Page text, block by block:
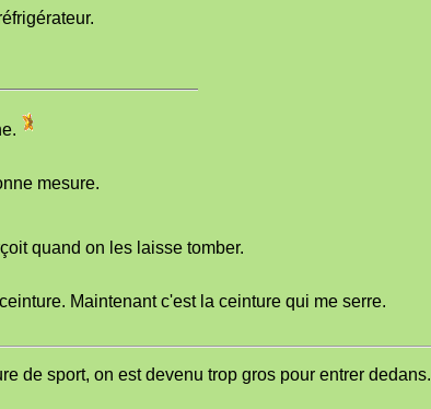
mesure.
quand on les laisse tomber.
Maintenant c'est la ceinture qui me serre.
de sport, on est devenu trop gros pour entrer dedans.